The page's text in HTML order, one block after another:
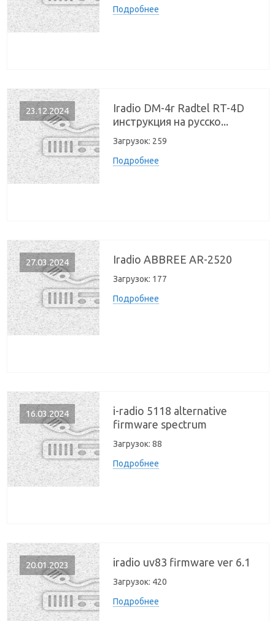
Подробнее
23.12.2024
Iradio DM-4r Radtel RT-4D
инструкция на русско...
Загрузок: 259
Подробнее
27.03.2024 Iradio ABBREE AR-2520
Загрузок: 177
Подробнее
16.03.2024
i-radio 5118 alternative
firmware spectrum
Загрузок: 88
Подробнее
20.01.2023 iradio uv83 firmware ver 6.1
Загрузок: 420
Подробнее